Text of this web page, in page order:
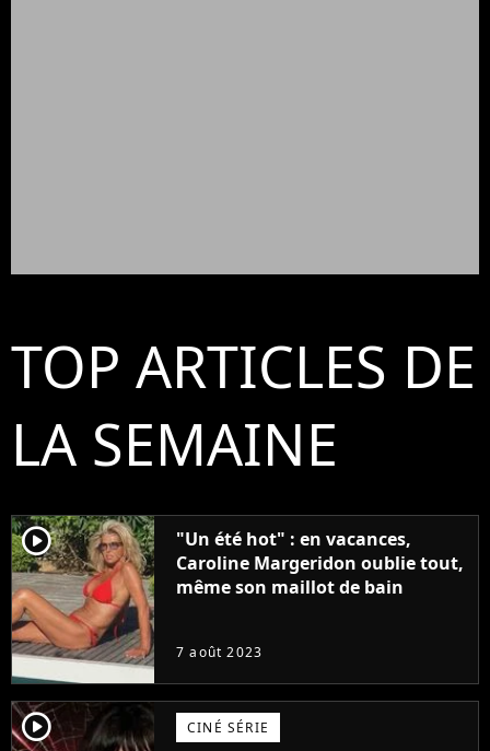
TOP ARTICLES DE
LA SEMAINE
player2
"Un été hot" : en vacances,
Caroline Margeridon oublie tout,
même son maillot de bain
7 août 2023
player2 CINÉ SÉRIE